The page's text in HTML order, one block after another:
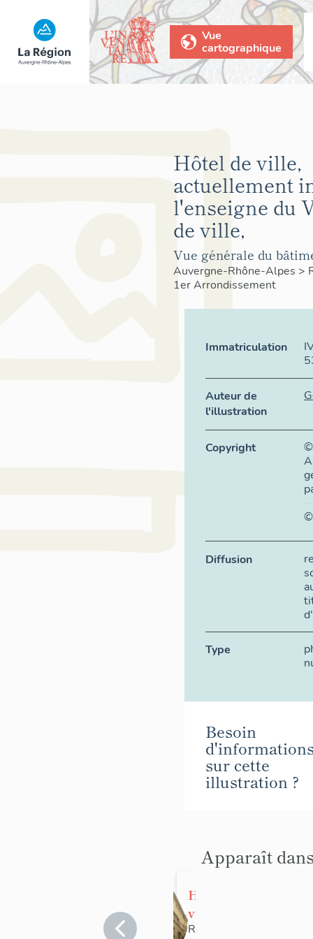
Vue
cartographique
Hôtel de ville,
actuellement
l'enseigne du
de ville,
Vue générale du
Auvergne-Rhône-Alpes >
1er Arrondissement
Immatriculation
Auteur de
l'illustration
Copyright
©
Diffusion
Type
Besoin
sur cette
illustration ?
Apparaît
Hôtel de
ville,
actuellement
Rhône